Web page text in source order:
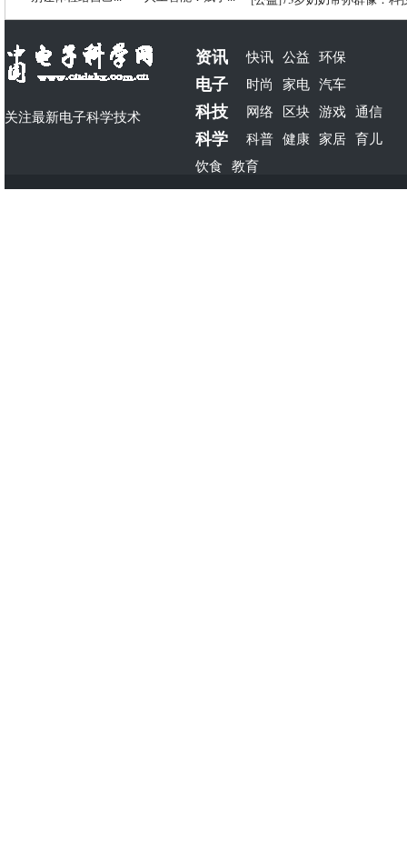
关注最新电子科学技术
资讯 快讯 公益 环保
电子 时尚 家电 汽车
科技 网络 区块 游戏 通信
科学 科普 健康 家居 育儿
饮食 教育